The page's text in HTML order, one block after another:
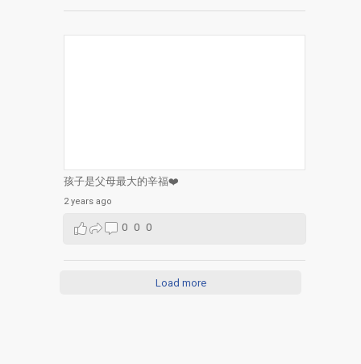
孩子是父母最大的辛福❤️
2 years ago
0 0 0
Load more